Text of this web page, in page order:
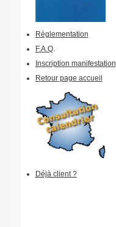
Règlementation
F.A.Q.
Inscription manifestation
Retour page accueil
Déjà client ?